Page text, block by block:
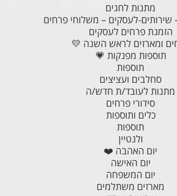
מתנות לחגים
שירותים-לעסקים – משלוחי פרחים
הזמנת פרחים לעסקים
ומארזים לראש השנה 💛
תוספות מפנקות 💗
תוספות
סחלבים ועציצים
מתנות לעובד/ת חדש/ה
סידורי פרחים
כלים ותוספות
תוספות
ולנטיין
יום האהבה ❤️
יום האישה
יום המשפחה
מארזים משתלמים